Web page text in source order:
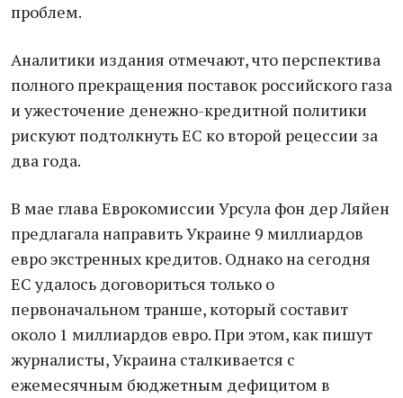
проблем.
Аналитики издания отмечают, что перспектива
полного прекращения поставок российского газа
и ужесточение денежно-кредитной политики
рискуют подтолкнуть ЕС ко второй рецессии за
два года.
В мае глава Еврокомиссии Урсула фон дер Ляйен
предлагала направить Украине 9 миллиардов
евро экстренных кредитов. Однако на сегодня
ЕС удалось договориться только о
первоначальном транше, который составит
около 1 миллиардов евро. При этом, как пишут
журналисты, Украина сталкивается с
ежемесячным бюджетным дефицитом в